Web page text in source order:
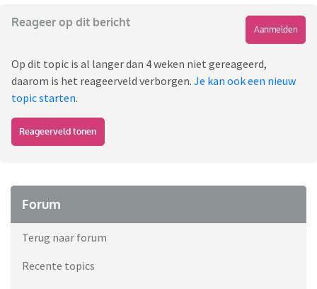
Reageer op dit bericht
Aanmelden
Op dit topic is al langer dan 4 weken niet gereageerd,
daarom is het reageerveld verborgen. Je kan ook een nieuw
topic starten.
Reageerveld tonen
Forum
Terug naar forum
Recente topics